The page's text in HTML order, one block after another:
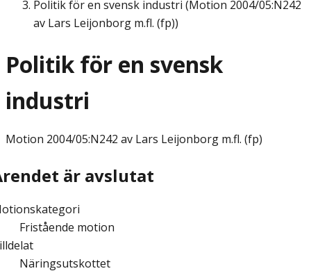
Politik för en svensk industri (Motion 2004/05:N242
av Lars Leijonborg m.fl. (fp))
Politik för en svensk
industri
Motion 2004/05:N242 av Lars Leijonborg m.fl. (fp)
är avslutat
Fristående motion
Näringsutskottet